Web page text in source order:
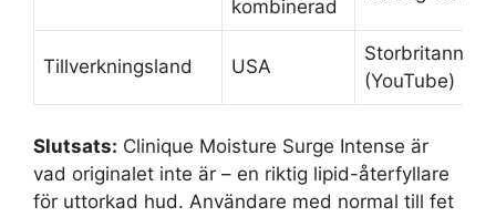
kombinerad
Tillverkningsland USA
Storbritannien
(YouTube)
Slutsats: Clinique Moisture Surge Intense är
vad originalet inte är – en riktig lipid-återfyllare
för uttorkad hud. Användare med normal till fet